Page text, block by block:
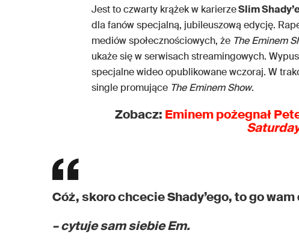
Jest to czwarty krążek w karierzeSlim
dla fanów specjalną, jubileuszową edycję.
mediów społecznościowych, że The Eminem
ukaże się w serwisach streamingowych.
specjalne wideo opublikowane wczoraj. W
single promujące The Eminem Show.
Zobacz: Eminem pożegnał
Cóż, skoro chcecie Shady’ego, to go wam
– cytuje sam siebie Em.